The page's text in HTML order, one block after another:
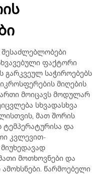
ფაქტორი
გარკვეულ საჭიროებებს
მიღების
მოიცავს მოდულარ
სხვადასხვა
მათ შორის
ტემპერატურისა და
კვლევით-
მოთხოვნები და
წარმოებელი